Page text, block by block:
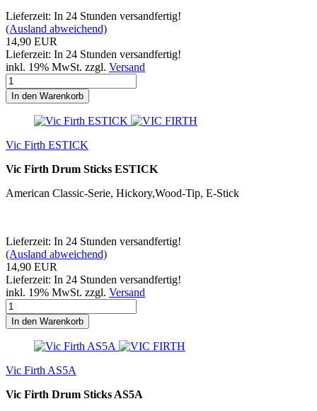
Lieferzeit: In 24 Stunden versandfertig!
(Ausland abweichend)
14,90 EUR
Lieferzeit: In 24 Stunden versandfertig!
inkl. 19% MwSt. zzgl. Versand
In den Warenkorb
Vic Firth ESTICK
Vic Firth Drum Sticks ESTICK
American Classic-Serie, Hickory,Wood-Tip, E-Stick
Lieferzeit: In 24 Stunden versandfertig!
(Ausland abweichend)
14,90 EUR
Lieferzeit: In 24 Stunden versandfertig!
inkl. 19% MwSt. zzgl. Versand
In den Warenkorb
Vic Firth AS5A
Vic Firth Drum Sticks AS5A